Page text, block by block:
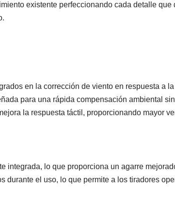
existente perfeccionando cada detalle que
en la corrección de viento en respuesta a
para una rápida compensación ambiental
la respuesta táctil, proporcionando mayor
integrada, lo que proporciona un agarre
durante el uso, lo que permite a los tiradores